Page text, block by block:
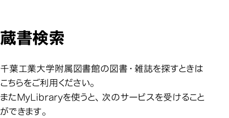
蔵書検索
千葉工業大学附属図書館の図書・雑誌を探すときは
こちらをご利用ください。
またMyLibraryを使うと、次のサービスを受けること
ができます。